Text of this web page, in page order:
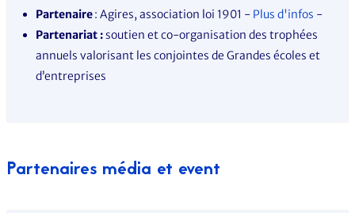
Partenaire: Agires, association loi 1901 - Plus d'infos -
Partenariat :soutien et co-organisation des trophées
annuels valorisant les conjointes de Grandes écoles et
d’entreprises
Partenaires média et event